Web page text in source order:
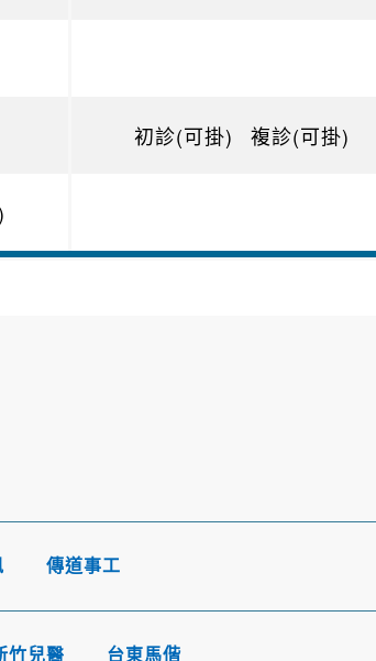
初診(可掛) 複診(可掛)
傳道事工
竹兒醫 台東馬偕